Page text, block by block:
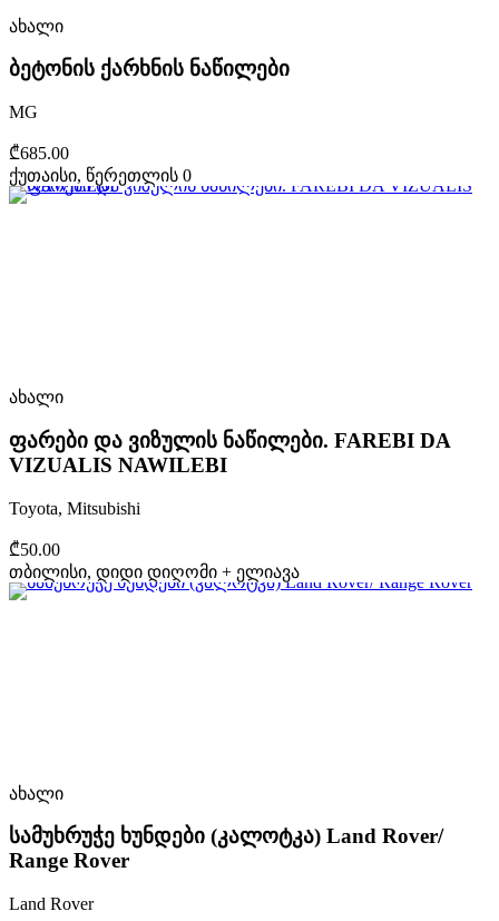
ახალი
ბეტონის ქარხნის ნაწილები
MG
₾685.00
ქუთაისი, წერეთლის 0
ახალი
ფარები და ვიზულის ნაწილები. FAREBI DA
VIZUALIS NAWILEBI
Toyota, Mitsubishi
₾50.00
თბილისი, დიდი დიღომი + ელიავა
ახალი
სამუხრუჭე ხუნდები (კალოტკა) Land Rover/
Range Rover
Land Rover